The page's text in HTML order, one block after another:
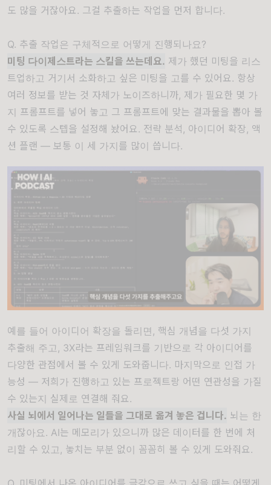
도 많을 거잖아요. 그걸 추출하는 작업을 먼저 합니다.
Q. 추출 작업은 구체적으로 어떻게 진행되나요?
미팅 다이제스트라는 스킬을 쓰는데요. 제가 했던 미팅을 리스
트업하고 거기서 소화하고 싶은 미팅을 고를 수 있어요. 항상
여러 정보를 받는 것 자체가 노이즈하니까, 제가 필요한 몇 가
지 프롬프트를 넣어 놓고 그 프롬프트에 맞는 결과물을 뽑아 볼
수 있도록 스텝을 설정해 놨어요. 전략 분석, 아이디어 확장, 액
션 플랜 — 보통 이 세 가지를 많이 씁니다.
예를 들어 아이디어 확장을 돌리면, 핵심 개념을 다섯 가지
추출해 주고, 3X라는 프레임워크를 기반으로 각 아이디어를
다양한 관점에서 볼 수 있게 도와줍니다. 마지막으로 인접 가
능성 — 저희가 진행하고 있는 프로젝트랑 어떤 연관성을 가질
수 있는지 실제로 연결해 줘요.
사실 뇌에서 일어나는 일들을 그대로 옮겨 놓은 겁니다. 뇌는 한
개잖아요. AI는 메모리가 있으니까 많은 데이터를 한 번에 처
리할 수 있고, 놓치는 부분 없이 꼼꼼히 볼 수 있게 도와줘요.